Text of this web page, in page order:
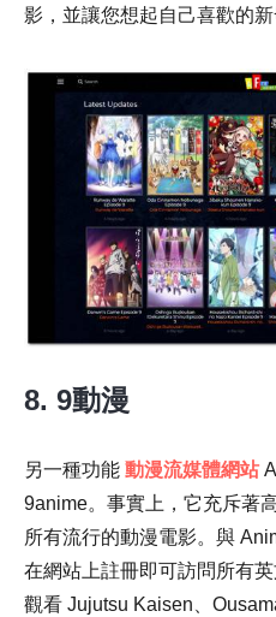
影，並讓您想起自己喜歡的新
8. 9動漫
另一種功能 動漫流媒體網站
9anime。事實上，它充斥著
所有流行的動漫電影。與
在網站上註冊即可訪問所有
觀看 Jujutsu Kaisen、